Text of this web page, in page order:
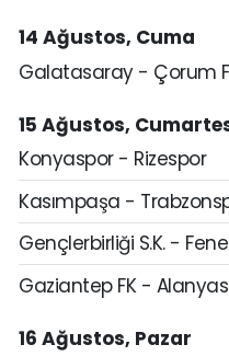
14 Ağustos, Cuma
Galatasaray - Çorum
15 Ağustos,
Konyaspor - Rizespor
Kasımpaşa -
Gençlerbirliği S.K. -
Gaziantep FK -
16 Ağustos, Pazar